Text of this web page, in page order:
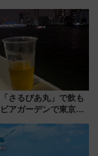
空間に注目、デビュ
さるびあ丸」で飲も
アガーデンで東京湾
直送生ビールや島グ
い